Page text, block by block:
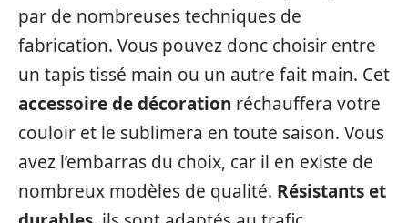
par de nombreuses techniques de
fabrication. Vous pouvez donc choisir entre
un tapis tissé main ou un autre fait main. Cet
accessoire de décoration réchauffera votre
couloir et le sublimera en toute saison. Vous
avez l’embarras du choix, car il en existe de
nombreux modèles de qualité. Résistants et